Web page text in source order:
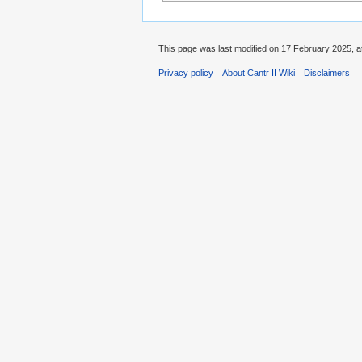
This page was last modified on 17 February 2025, at
Privacy policy About Cantr II Wiki Disclaimers